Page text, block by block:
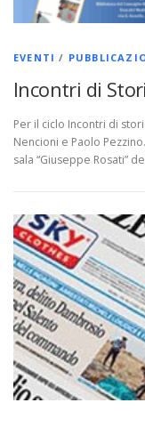
EVENTI /
Incontri di
Per il ciclo Incontri di
Nencioni e Paolo
sala “Giuseppe Rosati”